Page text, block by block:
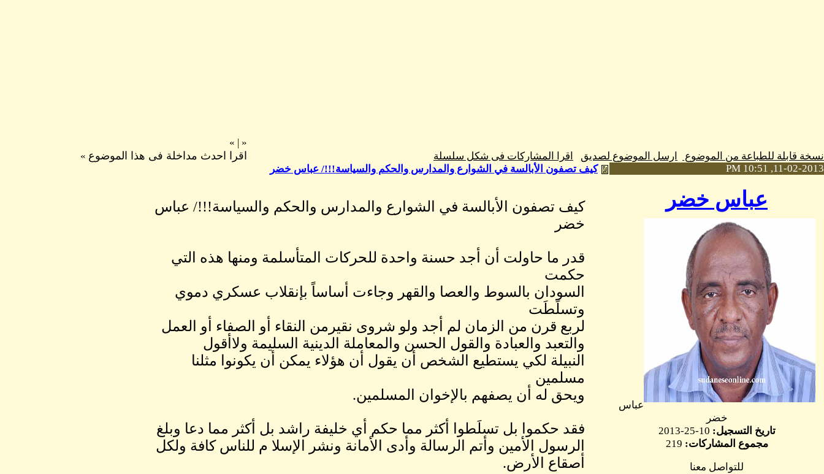
نسخة قابلة للطباعة من الموضوع ارسل الموضوع لصديق اقرا المشاركات فى شكل سلسلة
«
|
»
اقرا احدث مداخلة فى هذا الموضوع »
11-02-2013, 10:51 PM
عباس خضر
عباس
خضر
تاريخ التسجيل:
مجموع المشاركات:
للتواصل معنا
كيف تصفون الأبالسة في الشوارع والمدارس والحكم والسياسة!!!/ عباس خضر
كيف تصفون الأبالسة في الشوارع والمدارس والحكم والسياسة!!!/ عباس
خضر
قدر ما حاولت أن أجد حسنة واحدة للحركات المتأسلمة ومنها هذه التي
حكمت
السودان بالسوط والعصا والقهر وجاءت أساساً بإنقلاب عسكري دموي
وتسلَطَت
لربع قرن من الزمان لم أجد ولو شروى نقيرمن النقاء أو الصفاء أو العمل
والتعبد والعبادة والقول الحسن والمعاملة الدينية السليمة ولاأقول
النبيلة لكي يستطيع الشخص أن يقول أن هؤلاء يمكن أن يكونوا مثلنا
مسلمين
ويحق له أن يصفهم بالإخوان المسلمين.
فقد حكموا بل تسلَطوا أكثر مما حكم أي خليفة راشد بل أكثر مما دعا وبلغ
الرسول الأمين وأتم الرسالة وأدى الأمانة ونشر الإسلا م للناس كافة ولكل
أصقاع الأرض.